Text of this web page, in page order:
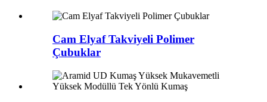
Cam Elyaf Takviyeli Polimer
Çubuklar